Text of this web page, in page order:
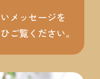
メッセージを
ご覧ください。